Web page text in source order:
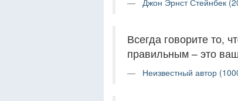
Джон Эрнст Стейнбек
Всегда говорите то,
правильным – это
Неизвестный автор